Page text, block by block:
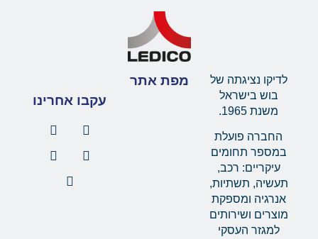
לדיקו נציגתה של
בוש בישראל
משנת 1965.
החברה פועלת
במספר תחומים
עיקריים: רכב,
תעשיה, תשתיות,
אנרגיה ומספקת
מוצרים ושירותים
למגזר העסקי
מפת אתר
עקבו אחרינו